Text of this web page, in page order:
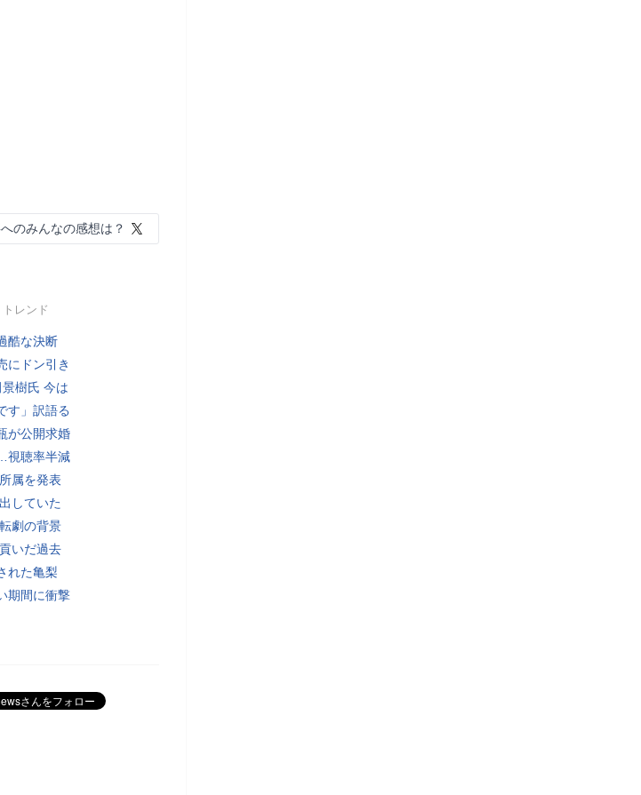
のみんなの感想は？
トレンド
酷な決断
にドン引き
景樹氏 今は
す」訳語る
が公開求婚
視聴率半減
属を発表
していた
劇の背景
いだ過去
れた亀梨
期間に衝撃